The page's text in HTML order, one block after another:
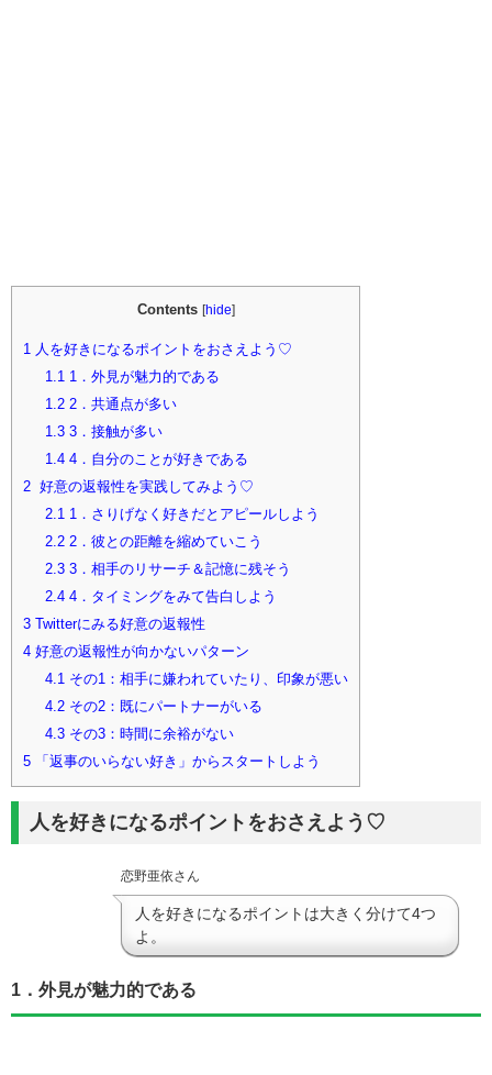
Contents [hide]
1 人を好きになるポイントをおさえよう♡
1.11．外見が魅力的である
1.22．共通点が多い
1.33．接触が多い
1.44．自分のことが好きである
2 好意の返報性を実践してみよう♡
2.11．さりげなく好きだとアピールしよう
2.22．彼との距離を縮めていこう
2.33．相手のリサーチ＆記憶に残そう
2.44．タイミングをみて告白しよう
3 Twitterにみる好意の返報性
4 好意の返報性が向かないパターン
4.1その1：相手に嫌われていたり、印象が悪い
4.2その2：既にパートナーがいる
4.3その3：時間に余裕がない
5 「返事のいらない好き」からスタートしよう
人を好きになるポイントをおさえよう♡
恋野亜依さん
人を好きになるポイントは大きく分けて4つ
よ。
1．外見が魅力的である